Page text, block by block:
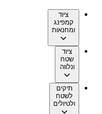
ציוד
קמפינג
ומחנאות
ציוד
שטח
ונלווה
תיקים
לשטח
ולטיולים